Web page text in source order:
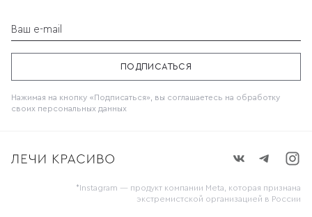
*Instagram — продукт компании Meta, которая признана
экстремистской организацией в России
Ваш e-mail
ПОДПИСАТЬСЯ
Нажимая на кнопку «Подписаться», вы соглашаетесь на обработку
своих персональных данных